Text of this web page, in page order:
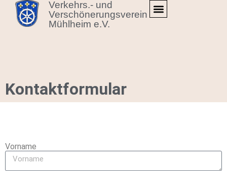
Verkehrs.- und
Verschönerungsverein
Mühlheim e.V.
Kontaktformular
Vorname